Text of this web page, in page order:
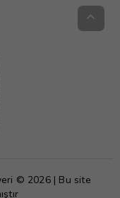
© 2026 | Bu site